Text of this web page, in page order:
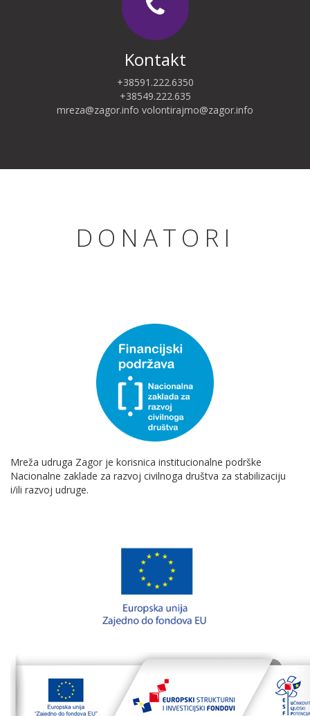
Kontakt
+38591.222.6350
+38549.222.635
mreza@zagor.info volontirajmo@zagor.info
DONATORI
Mreža udruga Zagor je korisnica institucionalne podrške
Nacionalne zaklade za razvoj civilnoga društva za stabilizaciju
i/ili razvoj udruge.